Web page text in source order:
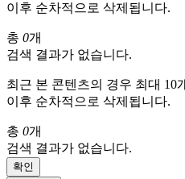
이후 순차적으로 삭제됩니다.
총 0개
검색 결과가 없습니다.
최근 본 콘텐츠의 경우 최대 10
이후 순차적으로 삭제됩니다.
총 0개
검색 결과가 없습니다.
확인